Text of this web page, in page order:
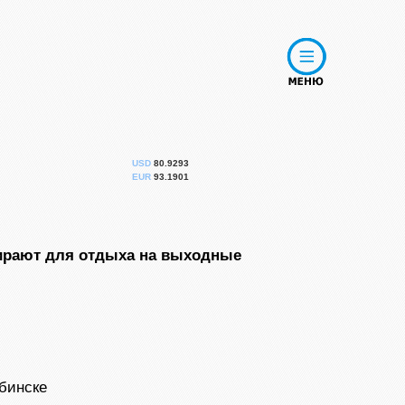
USD 80.9293
EUR 93.1901
для отдыха на выходные